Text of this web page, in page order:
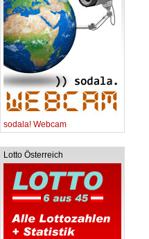
sodala! Webcam
Lotto Österreich